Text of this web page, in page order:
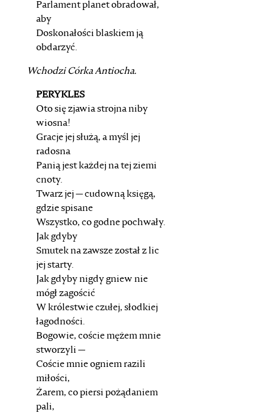
Parlament planet obradował,
aby
Doskonałości blaskiem ją
obdarzyć.
Wchodzi Córka Antiocha.
PERYKLES
Oto się zjawia strojna niby
wiosna!
Gracje jej służą, a myśl jej
radosna
Panią jest każdej na tej ziemi
cnoty.
Twarz jej — cudowną księgą,
gdzie spisane
Wszystko, co godne pochwały.
Jak gdyby
Smutek na zawsze został z lic
jej starty.
Jak gdyby nigdy gniew nie
mógł zagościć
W królestwie czułej, słodkiej
łagodności.
Bogowie, coście mężem mnie
stworzyli —
Coście mnie ogniem razili
miłości,
Żarem, co piersi pożądaniem
pali,